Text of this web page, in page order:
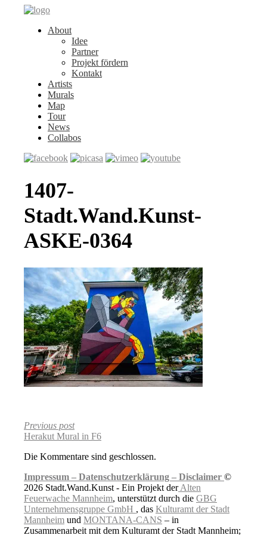
About
Idee
Partner
Projekt fördern
Kontakt
Artists
Murals
Map
Tour
News
Collabos
1407-
Stadt.Wand.Kunst-
ASKE-0364
Previous post
Herakut Mural in F6
Die Kommentare sind geschlossen.
Impressum – Datenschutzerklärung – Disclaimer ©
2026 Stadt.Wand.Kunst - Ein Projekt derAlten
Feuerwache Mannheim, unterstützt durch die GBG
Unternehmensgruppe GmbH , das Kulturamt der Stadt
Mannheim und MONTANA-CANS – in
Zusammenarbeit mit dem Kulturamt der Stadt Mannheim;